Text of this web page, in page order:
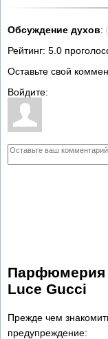
Обсуждение духов:
Рейтинг: 5.0
Оставьте свой
Войдите:
Парфюмерия
Luce Gucci
Прежде чем
предупреждение: